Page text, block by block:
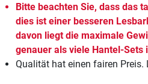
Bitte beachten Sie, dass das
dies ist einer besseren
davon liegt die maximale
genauer als viele Hantel-Sets
Qualität hat einen fairen Preis.